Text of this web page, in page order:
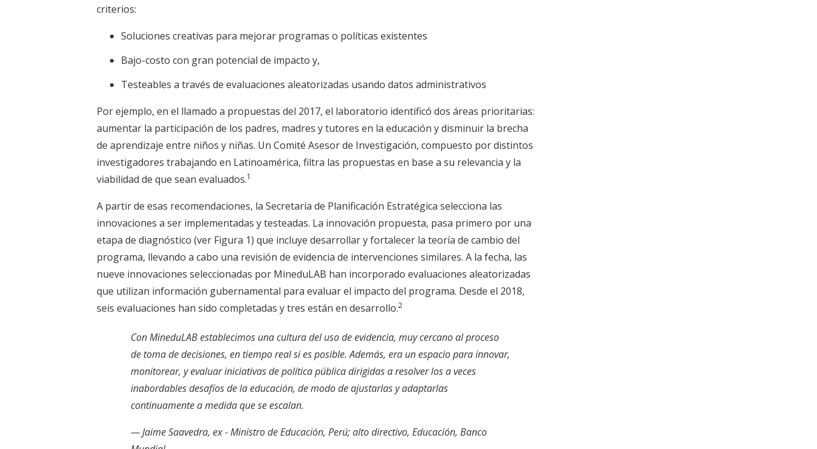
criterios:
Soluciones creativas para mejorar programas o políticas existentes
Bajo-costo con gran potencial de impacto y,
Testeables a través de evaluaciones aleatorizadas usando datos administrativos
Por ejemplo, en el llamado a propuestas del 2017, el laboratorio identificó dos áreas prioritarias:
aumentar la participación de los padres, madres y tutores en la educación y disminuir la brecha
de aprendizaje entre niños y niñas. Un Comité Asesor de Investigación, compuesto por distintos
investigadores trabajando en Latinoamérica, filtra las propuestas en base a su relevancia y la
viabilidad de que sean evaluados.1
A partir de esas recomendaciones, la Secretaría de Planificación Estratégica selecciona las
innovaciones a ser implementadas y testeadas. La innovación propuesta, pasa primero por una
etapa de diagnóstico (ver Figura 1) que incluye desarrollar y fortalecer la teoría de cambio del
programa, llevando a cabo una revisión de evidencia de intervenciones similares. A la fecha, las
nueve innovaciones seleccionadas por MineduLAB han incorporado evaluaciones aleatorizadas
que utilizan información gubernamental para evaluar el impacto del programa. Desde el 2018,
seis evaluaciones han sido completadas y tres están en desarrollo.2
Con MineduLAB establecimos una cultura del uso de evidencia, muy cercano al proceso
de toma de decisiones, en tiempo real si es posible. Además, era un espacio para innovar,
monitorear, y evaluar iniciativas de política pública dirigidas a resolver los a veces
inabordables desafíos de la educación, de modo de ajustarlas y adaptarlas
continuamente a medida que se escalan.
— Jaime Saavedra, ex - Ministro de Educación, Perú; alto directivo, Educación, Banco